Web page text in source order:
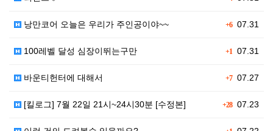
+607.31
낭만코어 오늘은 우리가 주인공이야~~
+1 07.31
100레벨 달성 심장이뛰는구만
+707.27
바운티헌터에 대해서
+2807.23
[킬로그] 7월 22일 21시~24시30분 [수정본]